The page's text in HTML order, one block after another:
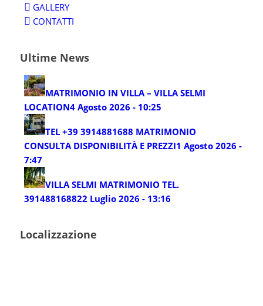
GALLERY
CONTATTI
Ultime News
MATRIMONIO IN VILLA – VILLA SELMI
LOCATION4 Agosto 2026 - 10:25
TEL +39 3914881688 MATRIMONIO
CONSULTA DISPONIBILITÀ E PREZZI1 Agosto 2026 -
7:47
VILLA SELMI MATRIMONIO TEL.
391488168822 Luglio 2026 - 13:16
Localizzazione